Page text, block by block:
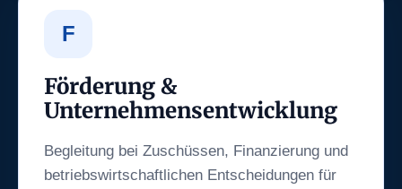
F
Förderung &
Unternehmensentwicklung
Begleitung bei Zuschüssen, Finanzierung und
betriebswirtschaftlichen Entscheidungen für